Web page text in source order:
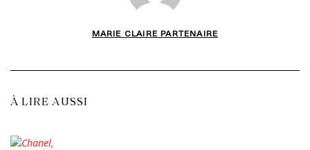
MARIE CLAIRE PARTENAIRE
À LIRE AUSSI